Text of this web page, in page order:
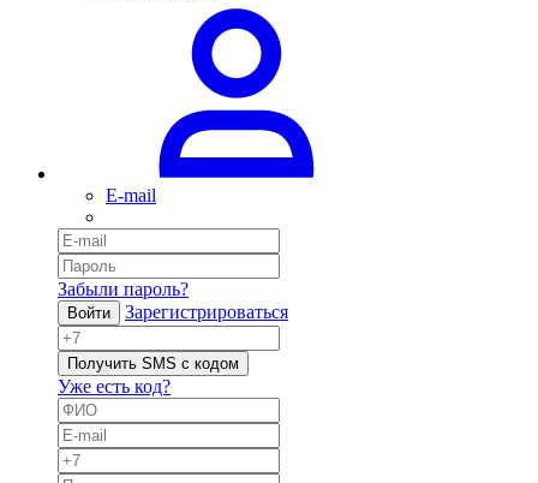
E-mail
Забыли пароль?
Войти Зарегистрироваться
Получить SMS с кодом
Уже есть код?